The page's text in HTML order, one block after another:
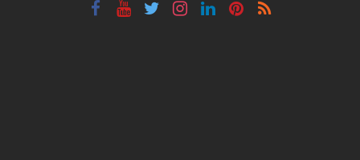
রাষ্ট্রপতি নির্বাচন ২০ আগস্ট